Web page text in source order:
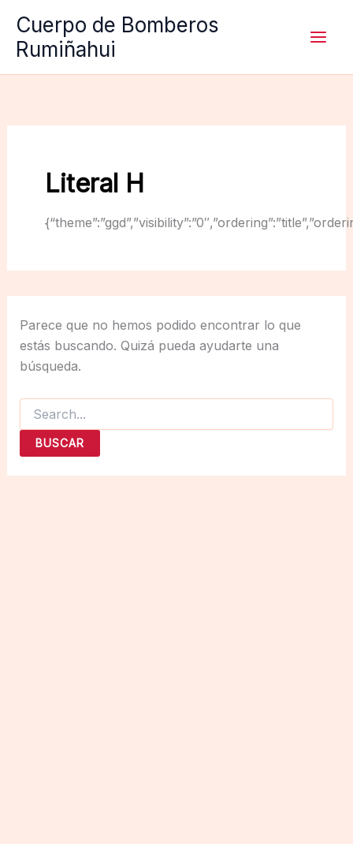
contenido
Cuerpo de Bomberos
Rumiñahui
Literal H
Parece que no hemos podido encontrar lo que
estás buscando. Quizá pueda ayudarte una
búsqueda.
Buscar
por: